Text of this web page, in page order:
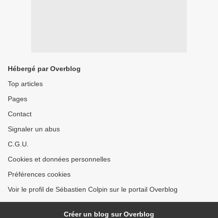
Hébergé par Overblog
Top articles
Pages
Contact
Signaler un abus
C.G.U.
Cookies et données personnelles
Préférences cookies
Voir le profil de Sébastien Colpin sur le portail Overblog
Créer un blog sur Overblog